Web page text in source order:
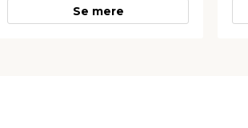
Se mere